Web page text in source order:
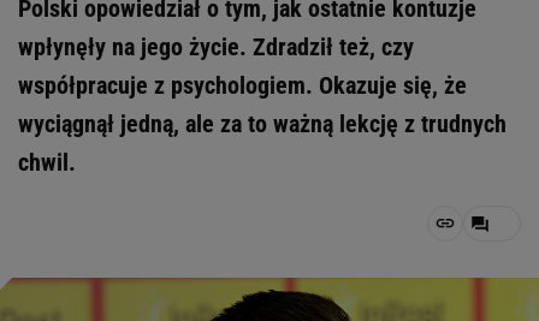
Polski opowiedział o tym, jak ostatnie kontuzje
wpłynęły na jego życie. Zdradził też, czy
współpracuje z psychologiem. Okazuje się, że
wyciągnął jedną, ale za to ważną lekcję z trudnych
chwil.